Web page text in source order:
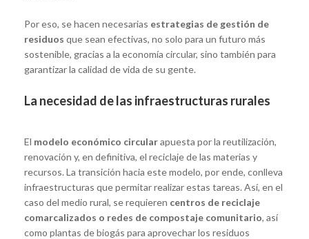
Por eso, se hacen necesarias estrategias de gestión de
residuos que sean efectivas, no solo para un futuro más
sostenible, gracias a la economía circular, sino también para
garantizar la calidad de vida de su gente.
La necesidad de las infraestructuras rurales
El modelo económico circularapuesta por la reutilización,
renovación y, en definitiva, el reciclaje de las materias y
recursos. La transición hacia este modelo, por ende, conlleva
infraestructuras que permitar realizar estas tareas. Así, en el
caso del medio rural, se requieren centros de reciclaje
comarcalizados o redes de compostaje comunitario, así
como plantas de biogás para aprovechar los residuos